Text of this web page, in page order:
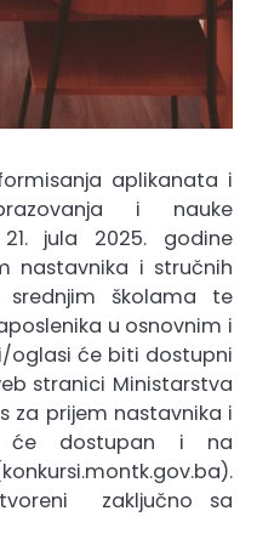
aplikanata i
i nauke
jula 2025. godine
nastavnika i stručnih
školama te
u osnovnim i
oglasi će biti dostupni
stranici Ministarstva
za prijem nastavnika i
će dostupan i na
zaključno sa